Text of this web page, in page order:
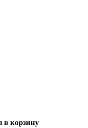
в корзину